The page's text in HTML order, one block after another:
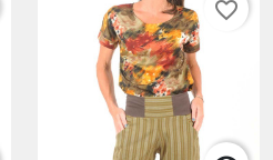
favorite_border